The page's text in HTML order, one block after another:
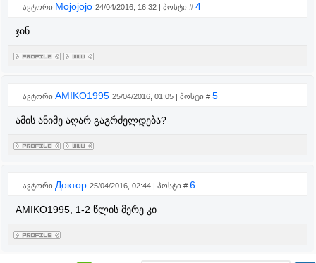
ავტორი Mojojojo 24/04/2016, 16:32 | პოსტი # 4
ჯინ
ავტორი AMIKO1995 25/04/2016, 01:05 | პოსტი # 5
ამის ანიმე აღარ გაგრძელდება?
ავტორი Доктор 25/04/2016, 02:44 | პოსტი # 6
AMIKO1995, 1-2 წლის მერე კი